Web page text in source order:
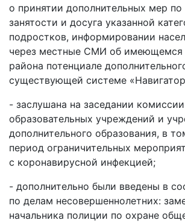
о принятии дополнительных мер по
занятости и досуга указанной
подростков, информировании
через местные СМИ об имеющемся
района потенциале
существующей системе
- заслушана на заседании
образовательных учреждений и
дополнительного образования, в
период ограничительных
с коронавирусной инфекцией;
- дополнительно были введены в
по делам несовершеннолетних:
начальника полиции по охране